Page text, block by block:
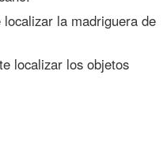
la madriguera de
localizar los objetos